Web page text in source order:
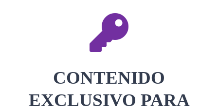
CONTENIDO
EXCLUSIVO PARA